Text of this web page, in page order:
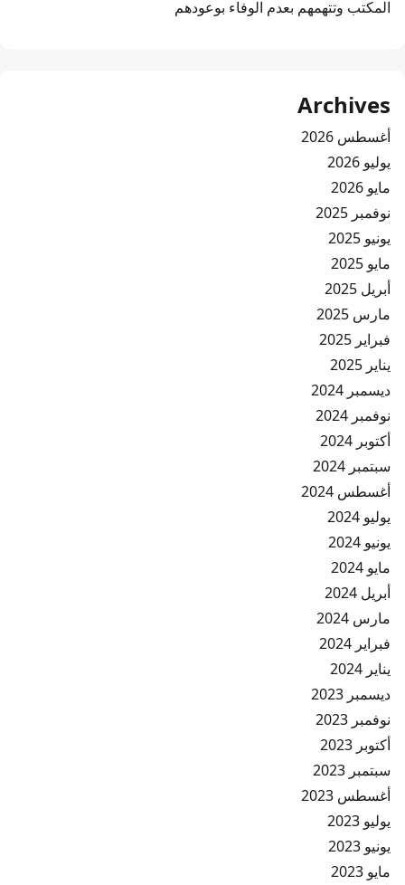
المكتب وتتهمهم بعدم الوفاء بوعودهم
Archives
أغسطس 2026
يوليو 2026
مايو 2026
نوفمبر 2025
يونيو 2025
مايو 2025
أبريل 2025
مارس 2025
فبراير 2025
يناير 2025
ديسمبر 2024
نوفمبر 2024
أكتوبر 2024
سبتمبر 2024
أغسطس 2024
يوليو 2024
يونيو 2024
مايو 2024
أبريل 2024
مارس 2024
فبراير 2024
يناير 2024
ديسمبر 2023
نوفمبر 2023
أكتوبر 2023
سبتمبر 2023
أغسطس 2023
يوليو 2023
يونيو 2023
مايو 2023